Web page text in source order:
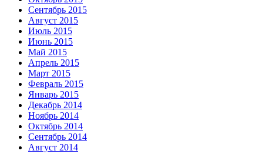
Сентябрь 2015
Август 2015
Июль 2015
Июнь 2015
Май 2015
Апрель 2015
Март 2015
Февраль 2015
Январь 2015
Декабрь 2014
Ноябрь 2014
Октябрь 2014
Сентябрь 2014
Август 2014